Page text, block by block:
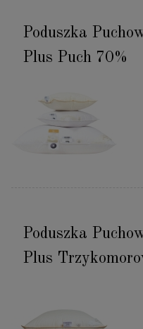
Poduszka
Plus Puch 70%
Poduszka
Plus